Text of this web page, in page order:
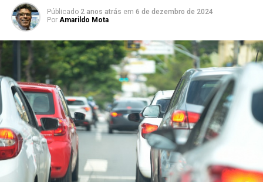
Públicado 2 anos atrás em 6 de dezembro de 2024
Por Amarildo Mota